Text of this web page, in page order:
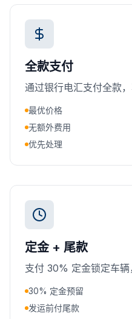
全款支付
通过银行电汇支付全款，
最优价格
无额外费用
优先处理
定金 + 尾款
支付 30% 定金锁定车辆
30% 定金预留
发运前付尾款